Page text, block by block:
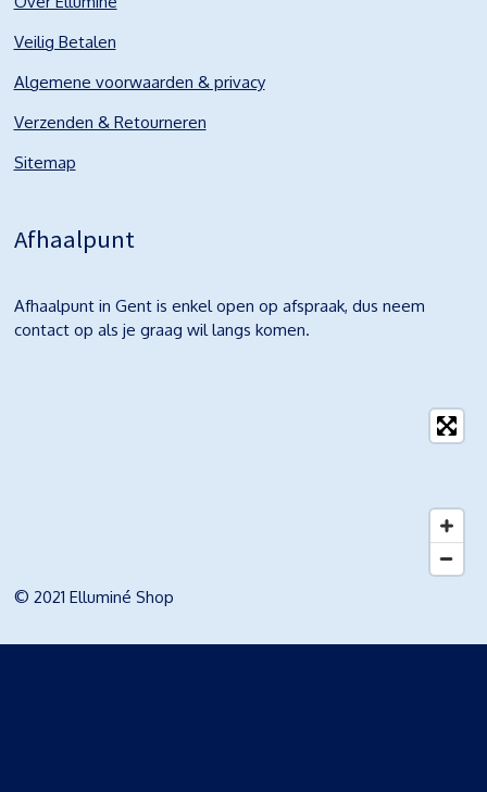
Veilig Betalen
Algemene voorwaarden & privacy
Verzenden & Retourneren
Sitemap
Afhaalpunt
Afhaalpunt in Gent is enkel open op afspraak, dus neem
contact op als je graag wil langs komen.
© 2021 Elluminé Shop